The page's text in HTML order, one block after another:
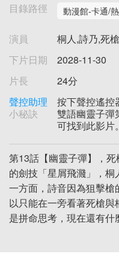
目錄路徑 動漫館-卡通/
演員
桐人,詩乃,死槍
下片日期
2028-11-30
片長
24分
聲控助理
小秘訣
按下聲控遙控
雙語幽靈子彈
可找到此影片。
第13話【幽靈子彈】，
的劍技「星屑飛濺」，
一方面，詩音因為狙擊
以只能在一旁看著死槍
是拼命思考，現在還有什